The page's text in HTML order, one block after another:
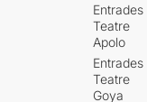
Entrades
Teatre
Apolo
Entrades
Teatre
Goya